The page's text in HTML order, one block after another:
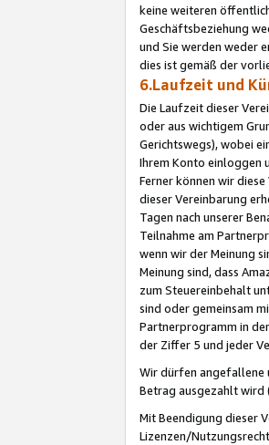
keine weiteren
Geschäftsbeziehung
und Sie werden weder
dies ist gemäß der
6.Laufzeit und
Die Laufzeit dieser
oder aus wichtigem
Gerichtswegs), wobei
Ihrem Konto einloggen
Ferner können wir
dieser Vereinbarung
Tagen nach unserer
Teilnahme am
wenn wir der Meinung
Meinung sind, dass
zum Steuereinbehalt
sind oder gemeinsam
Partnerprogramm in
der Ziffer 5 und jeder
Wir dürfen angefallene
Betrag ausgezahlt wird
Mit Beendigung dieser
Lizenzen/